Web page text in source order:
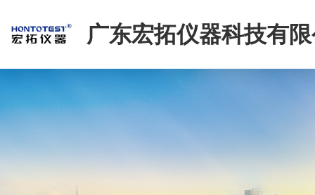
广东宏拓仪器科技有